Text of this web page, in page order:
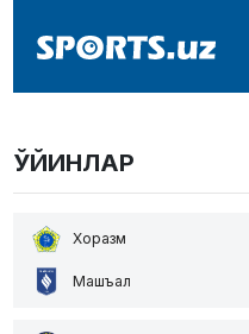
ЎЙИНЛАР
Хоразм
Машъал